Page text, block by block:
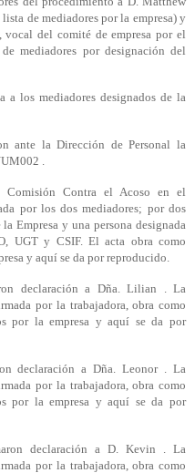
de mediadores por la empresa) y
vocal del comité de empresa por el
mediadores por designación del
los mediadores designados de la
ante la Dirección de Personal la
.
Contra el Acoso en el
por los dos mediadores; por dos
Empresa y una persona designada
UGT y CSIF. El acta obra como
y aquí se da por reproducido.
declaración a Dña. Lilian . La
por la trabajadora, obra como
por la empresa y aquí se da por
declaración a Dña. Leonor . La
por la trabajadora, obra como
por la empresa y aquí se da por
declaración a D. Kevin . La
por la trabajadora, obra como